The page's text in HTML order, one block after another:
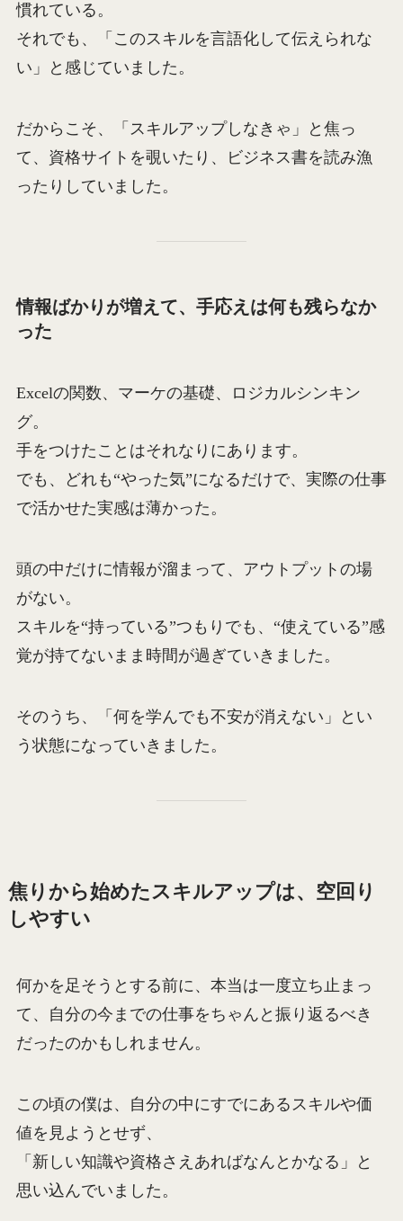
慣れている。
それでも、「このスキルを言語化して伝えられな
い」と感じていました。
だからこそ、「スキルアップしなきゃ」と焦っ
て、資格サイトを覗いたり、ビジネス書を読み漁
ったりしていました。
情報ばかりが増えて、手応えは何も残らなか
った
Excelの関数、マーケの基礎、ロジカルシンキン
グ。
手をつけたことはそれなりにあります。
でも、どれも“やった気”になるだけで、実際の仕事
で活かせた実感は薄かった。
頭の中だけに情報が溜まって、アウトプットの場
がない。
スキルを“持っている”つもりでも、“使えている”感
覚が持てないまま時間が過ぎていきました。
そのうち、「何を学んでも不安が消えない」とい
う状態になっていきました。
焦りから始めたスキルアップは、空回り
しやすい
何かを足そうとする前に、本当は一度立ち止まっ
て、自分の今までの仕事をちゃんと振り返るべき
だったのかもしれません。
この頃の僕は、自分の中にすでにあるスキルや価
値を見ようとせず、
「新しい知識や資格さえあればなんとかなる」と
思い込んでいました。